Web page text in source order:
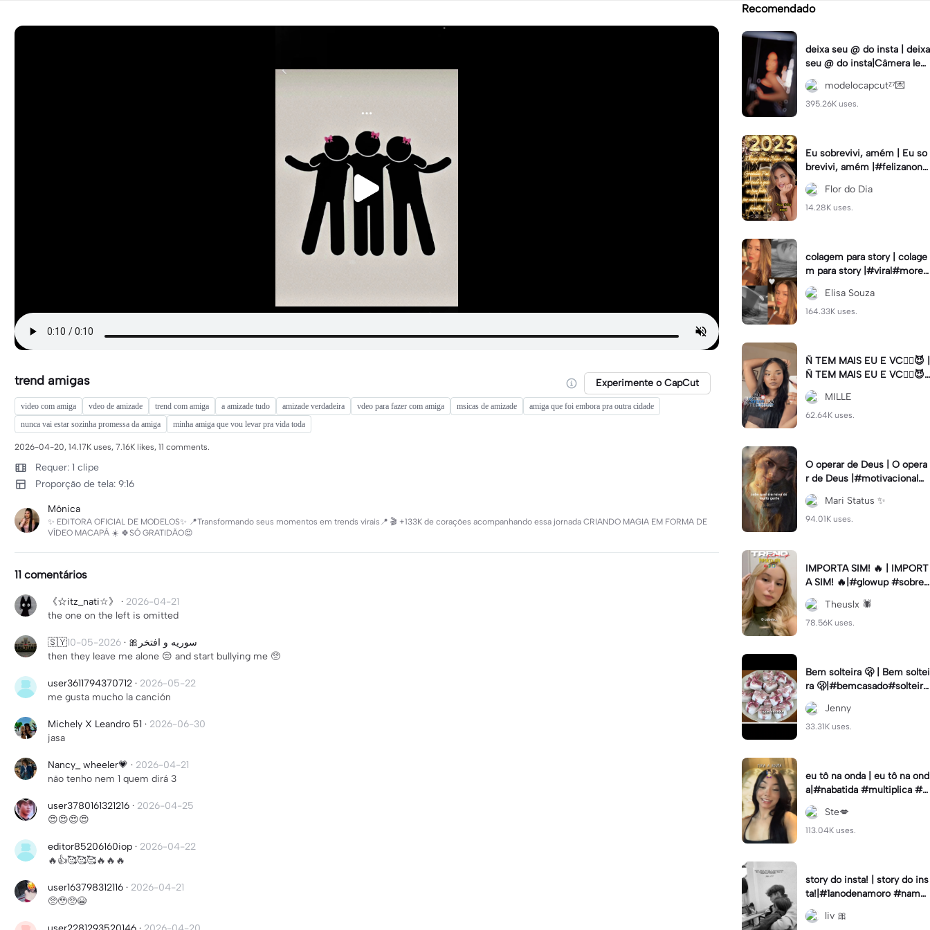
trend amigas Experimente o CapCut
video com amiga vdeo de amizade trend com amiga a amizade tudo amizade verdadeira vdeo para fazer com amiga msicas de amizade
amiga que foi embora pra outra cidade
nunca vai estar sozinha promessa da amiga
minha amiga que vou levar pra vida toda
2026-04-20, 14.17K uses, 7.16K likes, 11 comments.
Requer: 1 clipe
Proporção de tela: 9:16
Mônica
​✨ EDITORA OFICIAL DE MODELOS✨ 📍Transformando seus momentos em trends virais📍 🎬 +133K de corações acompanhando essa jornada CRIANDO MAGIA EM FORMA DE
VÍDEO MACAPÁ ☀️ 🍀SÓ GRATIDÃO😍
11 comentários
《☆itz_nati☆》 · 2026-04-21
the one on the left is omitted
🇸🇾سوريه و افتخر🎀 ·
2026-05-10
then they leave me alone 😔 and start bullying me 🥺
user3611794370712 · 2026-05-22
me gusta mucho la canción
Michely X Leandro 51 · 2026-06-30
jasa
Nancy_ wheeler💗 · 2026-04-21
não tenho nem 1 quem dirá 3
user3780161321216 · 2026-04-25
😍😍😍😍
editor85206160iop · 2026-04-22
🔥👍🥰🥰🥰🔥🔥🔥
user163798312116 · 2026-04-21
🥺🥹🥺😭
Recomendado
deixa seu @ do insta | deixa
seu @ do insta|Câmera lent
a #fyp #viral #trend #fyp
ツ⁠
modelocapcutᶻ⁷💌
395.26K uses.
Eu sobrevivi, amém | Eu so
brevivi, amém |#felizanono
#feliz2023
Flor do Dia
14.28K uses.
colagem para story | colage
m para story |#viral#moren
a#instastory#colagemdefo
tos#instaElisa Souza
164.33K uses.
Ñ TEM MAIS EU E VC😮‍💨😈 |
Ñ TEM MAIS EU E VC😮‍💨😈|
#naotemmaiseuevc #letras
dinamica #slow
MILLE
62.64K uses.
O operar de Deus | O opera
r de Deus |#motivacional#
deus#cristao#fe#viral
Mari Status ✨️
94.01K uses.
IMPORTA SIM! 🔥 | IMPORT
A SIM! 🔥|#glowup #sobre
mim #viralcut #importasi
m ✨ Theuslx 🕷️
78.56K uses.
Bem solteira 🫢 | Bem soltei
ra 🫢|#bemcasado#solteira
#trendtiktok#i5#viral
Jenny
33.31K uses.
eu tô na onda | eu tô na ond
a|#nabatida #multiplica #e
feitos #efeitoscapcut #vira
lcut
Ste💋
113.04K uses.
story do insta! | story do ins
ta!|#1anodenamoro #namor
o #storynamorados
liv 🎀